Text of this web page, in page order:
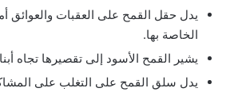
يدل حقل القمح على العقبات والعوائق
الخاصة بها.
يشير القمح الأسود إلى تقصيرها تجاه
يدل سلق القمح على التغلب على